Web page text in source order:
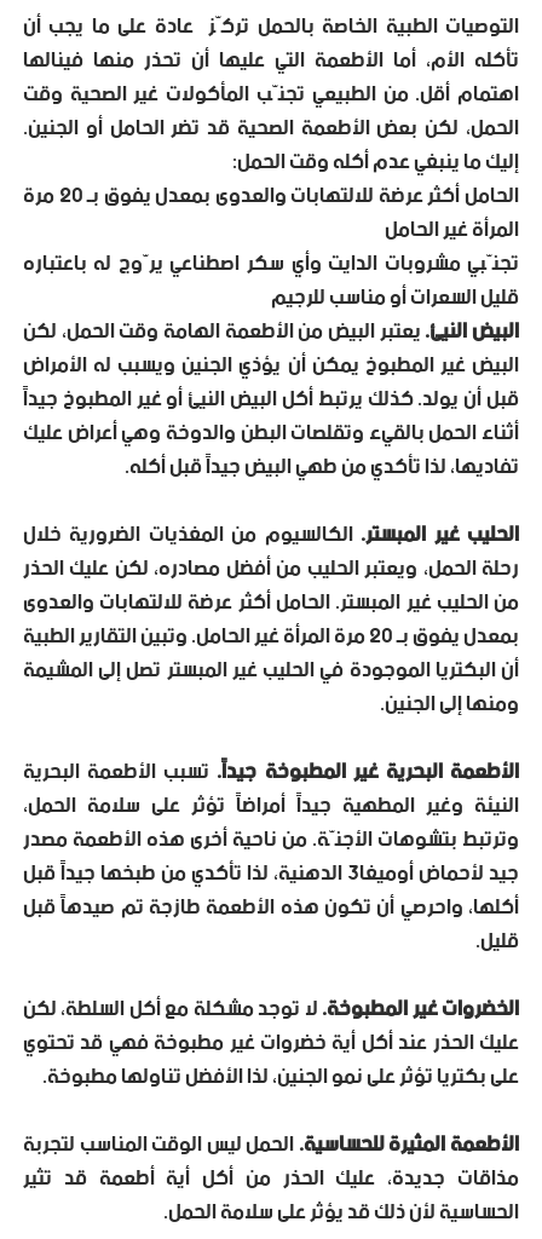
التوصيات الطبية الخاصة بالحمل تركّز عادة على ما يجب أن
تأكله الأم، أما الأطعمة التي عليها أن تحذر منها فينالها
اهتمام أقل. من الطبيعي تجنّب المأكولات غير الصحية وقت
الحمل، لكن بعض الأطعمة الصحية قد تضر الحامل أو الجنين.
إليك ما ينبغي عدم أكله وقت الحمل:
الحامل أكثر عرضة للالتهابات والعدوى بمعدل يفوق بـ 20 مرة
المرأة غير الحامل
تجنّبي مشروبات الدايت وأي سكر اصطناعي يرّوج له باعتباره
قليل السعرات أو مناسب للرجيم
البيض النيئ.يعتبر البيض من الأطعمة الهامة وقت الحمل، لكن
البيض غير المطبوخ يمكن أن يؤذي الجنين ويسبب له الأمراض
قبل أن يولد. كذلك يرتبط أكل البيض النيئ أو غير المطبوخ جيداً
أثناء الحمل بالقيء وتقلصات البطن والدوخة وهي أعراض عليك
تفاديها، لذا تأكدي من طهي البيض جيداً قبل أكله.
الحليب غير المبستر.الكالسيوم من المغذيات الضرورية خلال
رحلة الحمل، ويعتبر الحليب من أفضل مصادره، لكن عليك الحذر
من الحليب غير المبستر. الحامل أكثر عرضة للالتهابات والعدوى
بمعدل يفوق بـ 20 مرة المرأة غير الحامل. وتبين التقارير الطبية
أن البكتريا الموجودة في الحليب غير المبستر تصل إلى المشيمة
ومنها إلى الجنين.
الأطعمة البحرية غير المطبوخة جيداً.تسبب الأطعمة البحرية
النيئة وغير المطهية جيداً أمراضاً تؤثر على سلامة الحمل،
وترتبط بتشوهات الأجنّة. من ناحية أخرى هذه الأطعمة مصدر
جيد لأحماض أوميغا3 الدهنية، لذا تأكدي من طبخها جيداً قبل
أكلها، واحرصي أن تكون هذه الأطعمة طازجة تم صيدهاً قبل
قليل.
الخضروات غير المطبوخة.لا توجد مشكلة مع أكل السلطة، لكن
عليك الحذر عند أكل أية خضروات غير مطبوخة فهي قد تحتوي
على بكتريا تؤثر على نمو الجنين، لذا الأفضل تناولها مطبوخة.
الأطعمة المثيرة للحساسية.الحمل ليس الوقت المناسب لتجربة
مذاقات جديدة، عليك الحذر من أكل أية أطعمة قد تثير
الحساسية لأن ذلك قد يؤثر على سلامة الحمل.